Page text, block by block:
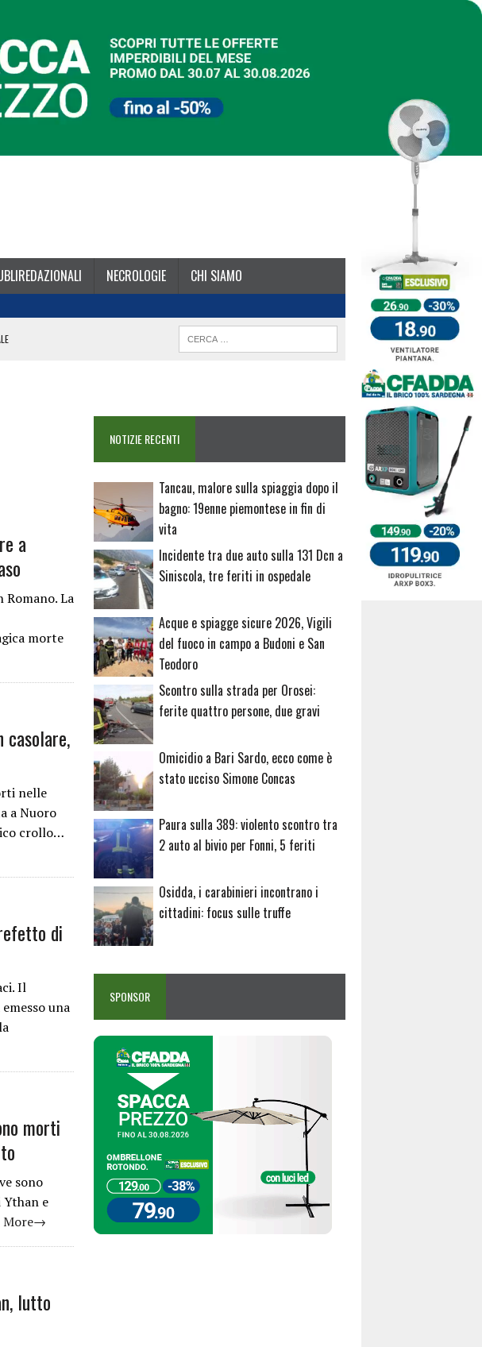
NECROLOGIE CHI SIAMO
a
La
morte
nelle
a Nuoro
crollo…
di
Il
una
morti
sono
e
More→
lutto
NOTIZIE RECENTI
Tancau, malore sulla spiaggia dopo il
bagno: 19enne piemontese in fin di
vita
Incidente tra due auto sulla 131 Dcn a
Siniscola, tre feriti in ospedale
Acque e spiagge sicure 2026, Vigili
del fuoco in campo a Budoni e San
Teodoro
Scontro sulla strada per Orosei:
ferite quattro persone, due gravi
Omicidio a Bari Sardo, ecco come è
stato ucciso Simone Concas
Paura sulla 389: violento scontro tra
2 auto al bivio per Fonni, 5 feriti
Osidda, i carabinieri incontrano i
cittadini: focus sulle truffe
SPONSOR